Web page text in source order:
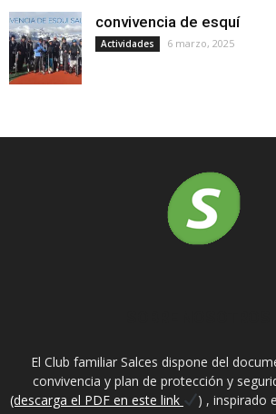
convivencia de esquí
Actividades 6 marzo, 2025
El Club familiar Salces dispone del
convivencia y plan de protección y
(descarga el PDF en este link
) , inspirado